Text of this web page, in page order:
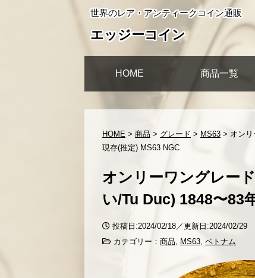
世界のレア・アンティークコイン通販
エッジーコイン
HOME 商品一覧
HOME > 商品 > グレード > MS63 > オン
現存(推定) MS63 NGC
オンリーワングレー
い/Tu Duc) 1848〜83
投稿日:2024/02/18／更新日:2024/02/29
カテゴリー： 商品, MS63, ベトナム